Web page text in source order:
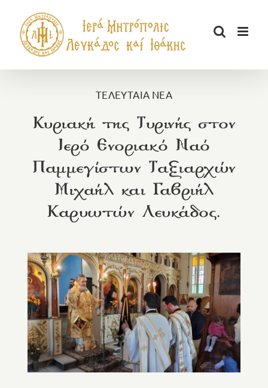
περιεχόμενο
ΤΕΛΕΥΤΑΙΑ ΝΕΑ
Κυριακή της Τυρινής στον
Ιερό Ενοριακό Ναό
Παμμεγίστων Ταξιαρχών
Μιχαήλ και Γαβριήλ
Καρυωτών Λευκάδος.